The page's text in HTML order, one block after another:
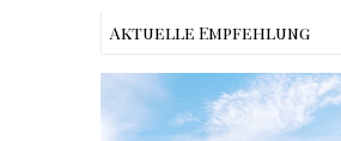
Aktuelle Empfehlung